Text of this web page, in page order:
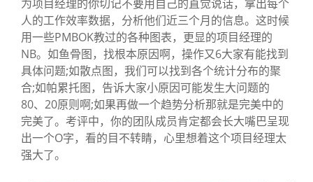
为项目经理的你切记不要用自己的直觉说话，拿出每个
人的工作效率数据，分析他们近三个月的信息。这时候
用一些PMBOK教过的各种图表，更显的项目经理的
NB。如鱼骨图，找根本原因啊，操作又6大家有能找到
具体问题;如散点图，我们可以找到各个统计分布的聚
合;如帕累托图，告诉大家小原因可能发生大问题的
80、20原则啊;如果再做一个趋势分析那就是完美中的
完美了。考评中，你的团队成员肯定都会长大嘴巴呈现
出一个O字，看的目不转睛，心里想着这个项目经理太
强大了。